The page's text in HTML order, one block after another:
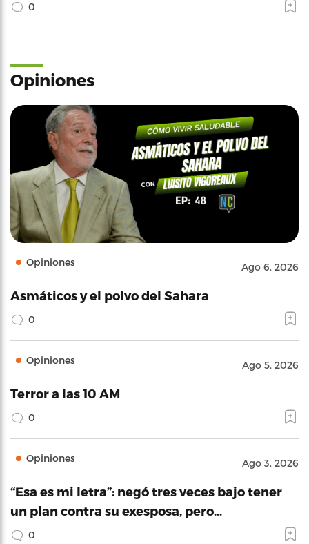
0
Opiniones
Opiniones Ago 6, 2026
Asmáticos y el polvo del Sahara
0
Opiniones Ago 5, 2026
Terror a las 10 AM
0
Opiniones Ago 3, 2026
“Esa es mi letra”: negó tres veces bajo tener
un plan contra su exesposa, pero…
0